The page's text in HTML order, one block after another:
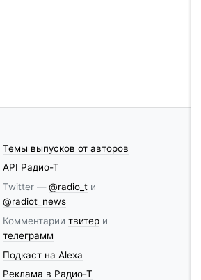
Темы выпусков от авторов
API Радио-Т
Twitter —@radio_tи
@radiot_news
Комментарии твитери
телеграмм
Подкаст на Alexa
Реклама в Радио-Т